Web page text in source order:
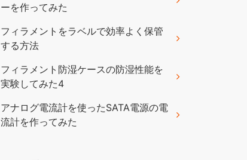
ーを作ってみた
フィラメントをラベルで効率よく保管
する方法
フィラメント防湿ケースの防湿性能を
実験してみた4
アナログ電流計を使ったSATA電源の電
流計を作ってみた